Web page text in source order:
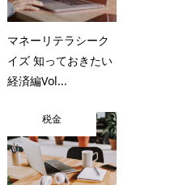
マネーリテラシーク
イズ 知っておきたい
経済編Vol...
税金